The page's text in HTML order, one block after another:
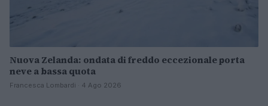
Nuova Zelanda: ondata di freddo eccezionale porta
neve a bassa quota
Francesca Lombardi · 4 Ago 2026